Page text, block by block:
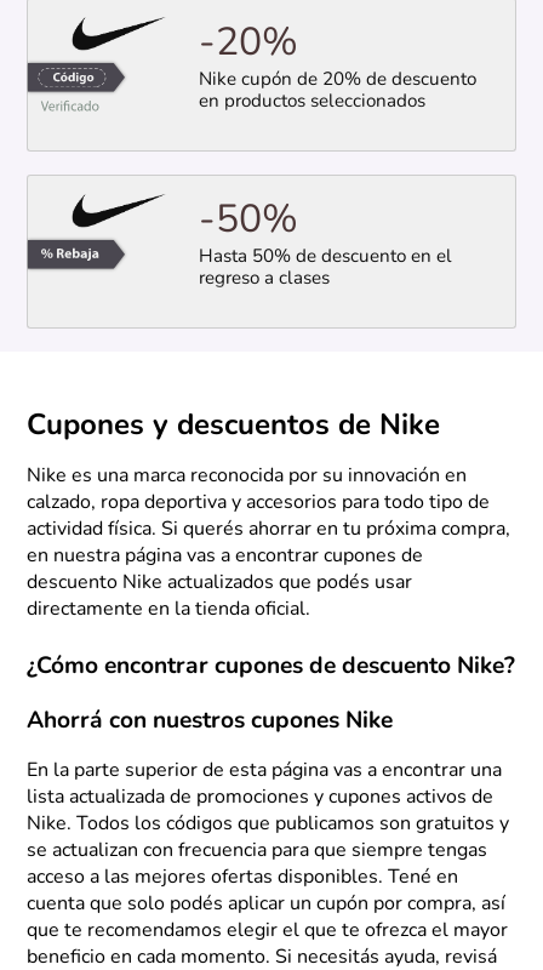
-20%
Nike cupón de 20% de descuento
en productos seleccionados
-50%
Hasta 50% de descuento en el
regreso a clases
Cupones y descuentos de Nike
Nike es una marca reconocida por su innovación en
calzado, ropa deportiva y accesorios para todo tipo de
actividad física. Si querés ahorrar en tu próxima compra,
en nuestra página vas a encontrar cupones de
descuento Nike actualizados que podés usar
directamente en la tienda oficial.
¿Cómo encontrar cupones de descuento Nike?
Ahorrá con nuestros cupones Nike
En la parte superior de esta página vas a encontrar una
lista actualizada de promociones y cupones activos de
Nike. Todos los códigos que publicamos son gratuitos y
se actualizan con frecuencia para que siempre tengas
acceso a las mejores ofertas disponibles. Tené en
cuenta que solo podés aplicar un cupón por compra, así
que te recomendamos elegir el que te ofrezca el mayor
beneficio en cada momento. Si necesitás ayuda, revisá